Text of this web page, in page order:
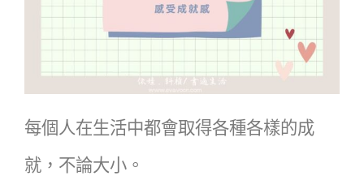
每個人在生活中都會取得各種各樣的成
就，不論大小。